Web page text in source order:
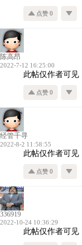
点赞 0
陈高昂
2022-7-12 16:25:00
此帖仅作者可见
点赞 0
经管千寻
2022-8-2 11:58:55
此帖仅作者可见
点赞 0
336919
2022-10-24 10:36:29
此帖仅作者可见